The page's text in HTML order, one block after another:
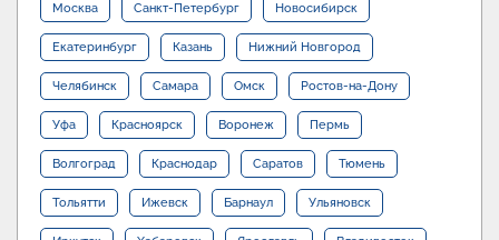
Москва Санкт-Петербург Новосибирск
Екатеринбург Казань Нижний Новгород
Челябинск Самара Омск Ростов-на-Дону
Уфа Красноярск Воронеж Пермь
Волгоград Краснодар Саратов Тюмень
Тольятти Ижевск Барнаул Ульяновск